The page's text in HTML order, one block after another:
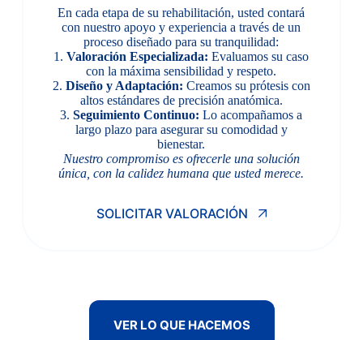
En cada etapa de su rehabilitación, usted contará
con nuestro apoyo y experiencia a través de un
proceso diseñado para su tranquilidad:
1.Valoración Especializada: Evaluamos su caso
con la máxima sensibilidad y respeto.
2. Diseño y Adaptación: Creamos su prótesis con
altos estándares de precisión anatómica.
3.Seguimiento Continuo: Lo acompañamos a
largo plazo para asegurar su comodidad y
bienestar.
Nuestro compromiso es ofrecerle una solución
única, con la calidez humana que usted merece.
SOLICITAR VALORACIÓN
VER LO QUE HACEMOS